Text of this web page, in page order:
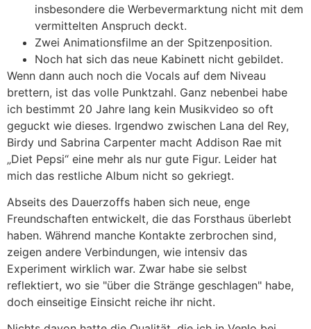
insbesondere die Werbevermarktung nicht mit dem
vermittelten Anspruch deckt.
Zwei Animationsfilme an der Spitzenposition.
Noch hat sich das neue Kabinett nicht gebildet.
Wenn dann auch noch die Vocals auf dem Niveau
brettern, ist das volle Punktzahl. Ganz nebenbei habe
ich bestimmt 20 Jahre lang kein Musikvideo so oft
geguckt wie dieses. Irgendwo zwischen Lana del Rey,
Birdy und Sabrina Carpenter macht Addison Rae mit
„Diet Pepsi“ eine mehr als nur gute Figur. Leider hat
mich das restliche Album nicht so gekriegt.
Abseits des Dauerzoffs haben sich neue, enge
Freundschaften entwickelt, die das Forsthaus überlebt
haben. Während manche Kontakte zerbrochen sind,
zeigen andere Verbindungen, wie intensiv das
Experiment wirklich war. Zwar habe sie selbst
reflektiert, wo sie "über die Stränge geschlagen" habe,
doch einseitige Einsicht reiche ihr nicht.